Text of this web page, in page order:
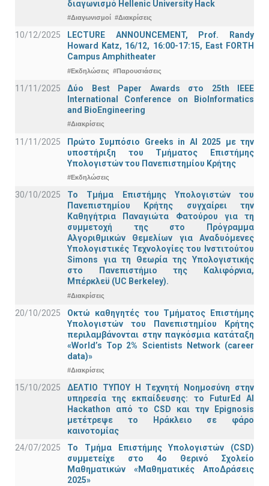
διαγωνισμό Hellenic University Hack
#Διαγωνισμοί #Διακρίσεις
10/12/2025
LECTURE ANNOUNCEMENT, Prof. Randy
Howard Katz, 16/12, 16:00-17:15, East FORTH
Campus Amphitheater
#Εκδηλώσεις #Παρουσιάσεις
11/11/2025
Δύο Best Paper Awards στο 25th IEEE
International Conference on BioInformatics
and BioEngineering
#Διακρίσεις
11/11/2025
Πρώτο Συμπόσιο Greeks in AI 2025 με την
υποστήριξη του Τμήματος Επιστήμης
Υπολογιστών του Πανεπιστημίου Κρήτης
#Εκδηλώσεις
30/10/2025
Το Τμήμα Επιστήμης Υπολογιστών του
Πανεπιστημίου Κρήτης συγχαίρει την
Καθηγήτρια Παναγιώτα Φατούρου για τη
συμμετοχή της στο Πρόγραμμα
Αλγοριθμικών Θεμελίων για Αναδυόμενες
Υπολογιστικές Τεχνολογίες του Ινστιτούτου
Simons για τη Θεωρία της Υπολογιστικής
στο Πανεπιστήμιο της Καλιφόρνια,
Μπέρκλεϋ (UC Berkeley).
#Διακρίσεις
20/10/2025
Οκτώ καθηγητές του Τμήματος Επιστήμης
Υπολογιστών του Πανεπιστημίου Κρήτης
περιλαμβάνονται στην παγκόσμια κατάταξη
«World’s Top 2% Scientists Network (career
data)»
#Διακρίσεις
15/10/2025
ΔΕΛΤΙΟ ΤΥΠΟΥ H Tεχνητή Νοημοσύνη στην
υπηρεσία της εκπαίδευσης: το FuturEd AI
Hackathon από το CSD και την Epignosis
μετέτρεψε το Ηράκλειο σε φάρο
καινοτομίας
24/07/2025
Το Τμήμα Επιστήμης Υπολογιστών (CSD)
συμμετείχε στο 4ο Θερινό Σχολείο
Μαθηματικών «Μαθηματικές ΑποΔράσεις
2025»